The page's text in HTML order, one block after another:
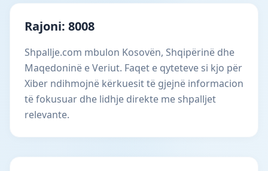
Rajoni: 8008
Shpallje.com mbulon Kosovën, Shqipërinë dhe
Maqedoninë e Veriut. Faqet e qyteteve si kjo për
Xiber ndihmojnë kërkuesit të gjejnë informacion
të fokusuar dhe lidhje direkte me shpalljet
relevante.